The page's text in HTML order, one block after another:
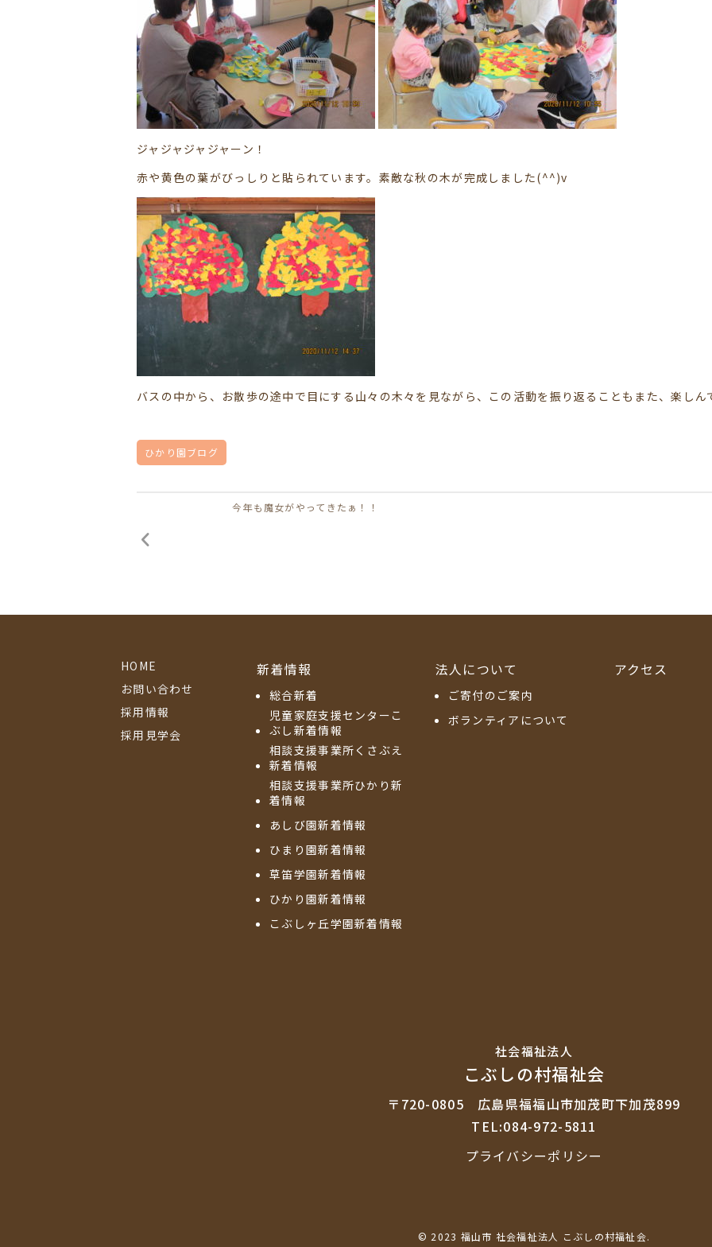
ジャジャジャジャーン！
赤や黄色の葉がびっしりと貼られています。素敵な秋の木が完成しました(^^)v
バスの中から、お散歩の途中で目にする山々の木々を見ながら、この活動を振り返ることもまた、楽しん
ひかり園ブログ
今年も魔女がやってきたぁ！！
HOME
お問い合わせ
採用情報
採用見学会
新着情報
総合新着
児童家庭支援センターこ
ぶし新着情報
相談支援事業所くさぶえ
新着情報
相談支援事業所ひかり新
着情報
あしび園新着情報
ひまり園新着情報
草笛学園新着情報
ひかり園新着情報
こぶしヶ丘学園新着情報
法人について
ご寄付のご案内
ボランティアについて
アクセス
社会福祉法⼈
こぶしの村福祉会
〒720-0805 広島県福福山市加茂町下加茂899
TEL:084-972-5811
プライバシーポリシー
© 2023 福山市 社会福祉法人 こぶしの村福祉会.